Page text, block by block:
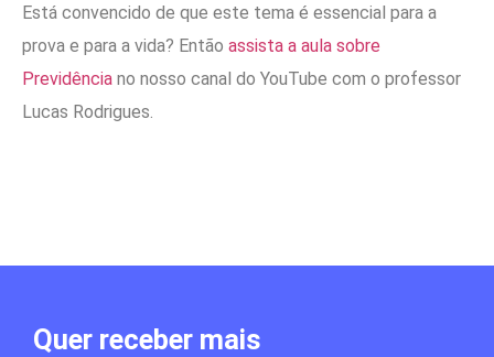
Está convencido de que este tema é essencial para a
prova e para a vida? Então assista a aula sobre
Previdência no nosso canal do YouTube com o professor
Lucas Rodrigues.
Quer receber mais